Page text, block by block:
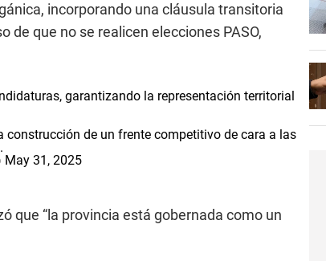
incorporando una cláusula transitoria
de que no se realicen elecciones PASO,
garantizando la representación territorial
de un frente competitivo de cara a las
May 31, 2025
que “la provincia está gobernada como un